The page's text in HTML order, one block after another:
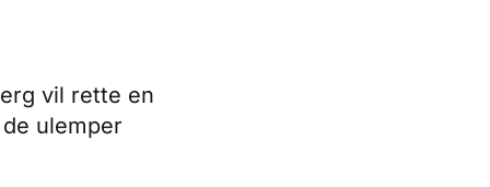
vil rette en
ulemper